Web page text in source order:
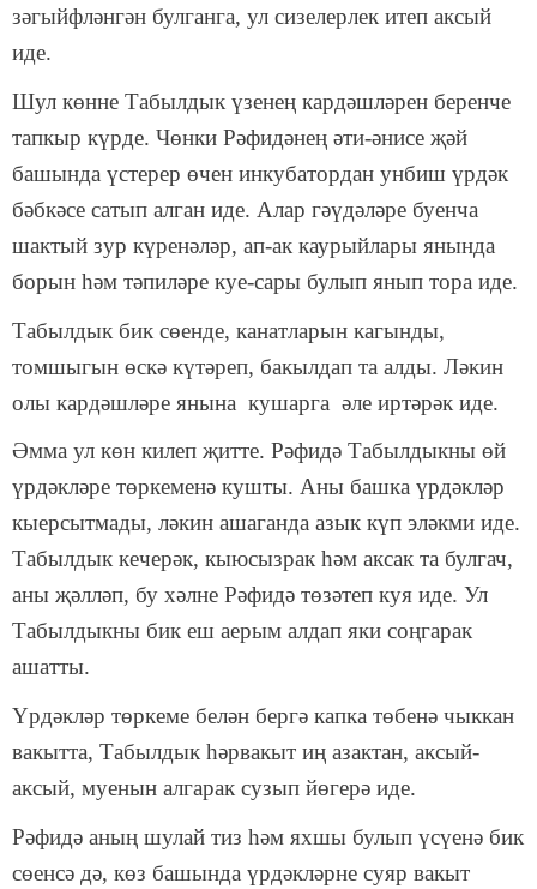
зәгыйфләнгән булганга, ул сизелерлек итеп аксый
иде.
Шул көнне Табылдык үзенең кардәшләрен беренче
тапкыр күрде. Чөнки Рәфидәнең әти-әнисе җәй
башында үстерер өчен инкубатордан унбиш үрдәк
бәбкәсе сатып алган иде. Алар гәүдәләре буенча
шактый зур күренәләр, ап-ак каурыйлары янында
борын һәм тәпиләре куе-сары булып янып тора иде.
Табылдык бик сөенде, канатларын кагынды,
томшыгын өскә күтәреп, бакылдап та алды. Ләкин
олы кардәшләре янына кушарга әле иртәрәк иде.
Әмма ул көн килеп җитте. Рәфидә Табылдыкны өй
үрдәкләре төркеменә кушты. Аны башка үрдәкләр
кыерсытмады, ләкин ашаганда азык күп эләкми иде.
Табылдык кечерәк, кыюсызрак һәм аксак та булгач,
аны җәлләп, бу хәлне Рәфидә төзәтеп куя иде. Ул
Табылдыкны бик еш аерым алдап яки соңгарак
ашатты.
Үрдәкләр төркеме белән бергә капка төбенә чыккан
вакытта, Табылдык һәрвакыт иң азактан, аксый-
аксый, муенын алгарак сузып йөгерә иде.
Рәфидә аның шулай тиз һәм яхшы булып үсүенә бик
сөенсә дә, көз башында үрдәкләрне суяр вакыт